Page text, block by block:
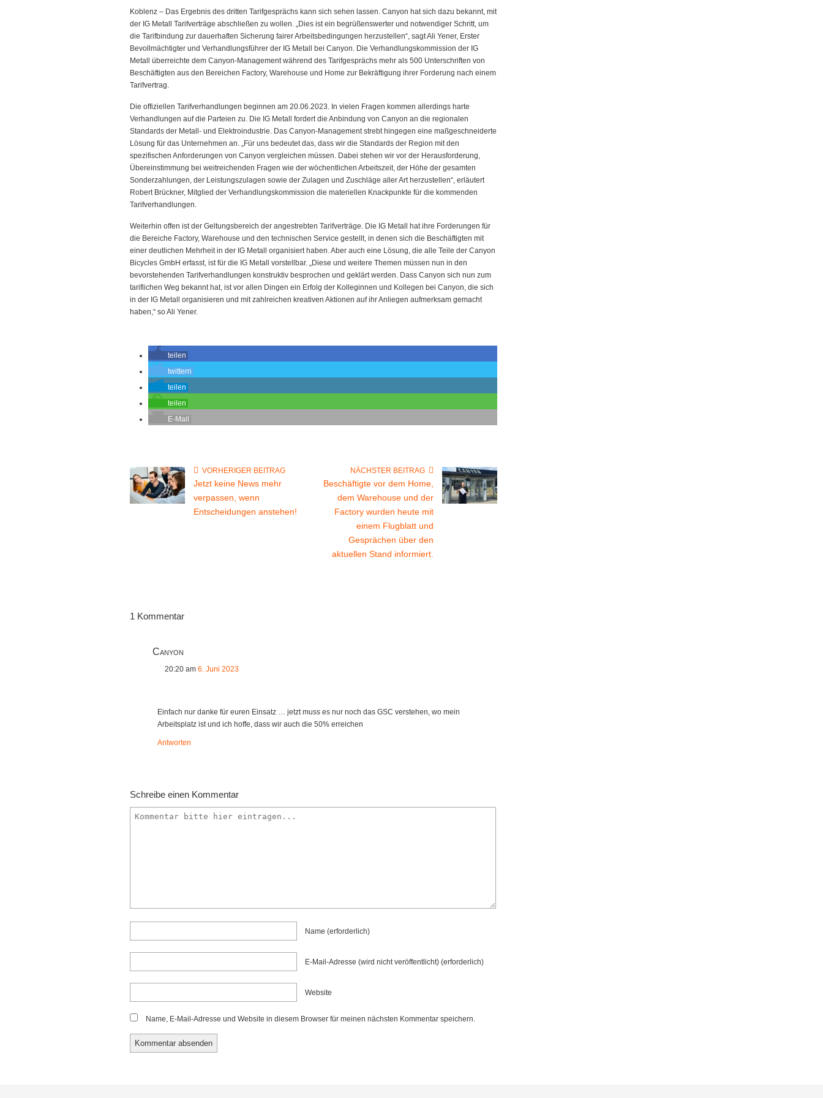
Koblenz – Das Ergebnis des dritten Tarifgesprächs kann sich sehen lassen. Canyon hat sich dazu bekannt, mit
der IG Metall Tarifverträge abschließen zu wollen. „Dies ist ein begrüßenswerter und notwendiger Schritt, um
die Tarifbindung zur dauerhaften Sicherung fairer Arbeitsbedingungen herzustellen“, sagt Ali Yener, Erster
Bevollmächtigter und Verhandlungsführer der IG Metall bei Canyon. Die Verhandlungskommission der IG
Metall überreichte dem Canyon-Management während des Tarifgesprächs mehr als 500 Unterschriften von
Beschäftigten aus den Bereichen Factory, Warehouse und Home zur Bekräftigung ihrer Forderung nach einem
Tarifvertrag.
Die offiziellen Tarifverhandlungen beginnen am 20.06.2023. In vielen Fragen kommen allerdings harte
Verhandlungen auf die Parteien zu. Die IG Metall fordert die Anbindung von Canyon an die regionalen
Standards der Metall- und Elektroindustrie. Das Canyon-Management strebt hingegen eine maßgeschneiderte
Lösung für das Unternehmen an. „Für uns bedeutet das, dass wir die Standards der Region mit den
spezifischen Anforderungen von Canyon vergleichen müssen. Dabei stehen wir vor der Herausforderung,
Übereinstimmung bei weitreichenden Fragen wie der wöchentlichen Arbeitszeit, der Höhe der gesamten
Sonderzahlungen, der Leistungszulagen sowie der Zulagen und Zuschläge aller Art herzustellen“, erläutert
Robert Brückner, Mitglied der Verhandlungskommission die materiellen Knackpunkte für die kommenden
Tarifverhandlungen.
Weiterhin offen ist der Geltungsbereich der angestrebten Tarifverträge. Die IG Metall hat ihre Forderungen für
die Bereiche Factory, Warehouse und den technischen Service gestellt, in denen sich die Beschäftigten mit
einer deutlichen Mehrheit in der IG Metall organisiert haben. Aber auch eine Lösung, die alle Teile der Canyon
Bicycles GmbH erfasst, ist für die IG Metall vorstellbar. „Diese und weitere Themen müssen nun in den
bevorstehenden Tarifverhandlungen konstruktiv besprochen und geklärt werden. Dass Canyon sich nun zum
tariflichen Weg bekannt hat, ist vor allen Dingen ein Erfolg der Kolleginnen und Kollegen bei Canyon, die sich
in der IG Metall organisieren und mit zahlreichen kreativen Aktionen auf ihr Anliegen aufmerksam gemacht
haben,“ so Ali Yener.
teilen
twittern
teilen
teilen
E-Mail
VORHERIGER BEITRAG
Jetzt keine News mehr
verpassen, wenn
Entscheidungen anstehen!
NÄCHSTER BEITRAG
Beschäftigte vor dem Home,
dem Warehouse und der
Factory wurden heute mit
einem Flugblatt und
Gesprächen über den
aktuellen Stand informiert.
1 Kommentar
Canyon
20:20 am 6. Juni 2023
Einfach nur danke für euren Einsatz … jetzt muss es nur noch das GSC verstehen, wo mein
Arbeitsplatz ist und ich hoffe, dass wir auch die 50% erreichen
Antworten
Schreibe einen Kommentar
Name (erforderlich)
E-Mail-Adresse (wird nicht veröffentlicht) (erforderlich)
Website
Name, E-Mail-Adresse und Website in diesem Browser für meinen nächsten Kommentar speichern.